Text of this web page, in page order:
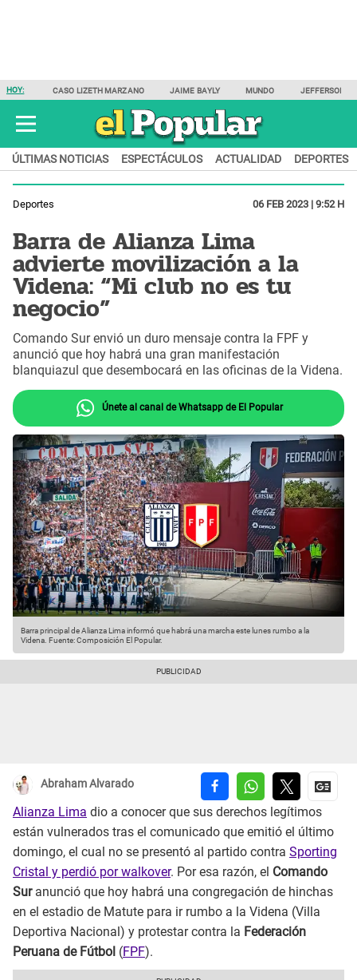
HOY: CASO LIZETH MARZANO JAIME BAYLY MUNDO JEFFERSON
ÚLTIMAS NOTICIAS ESPECTÁCULOS ACTUALIDAD DEPORTES
Deportes 06 FEB 2023 | 9:52 H
Barra de Alianza Lima
advierte movilización a la
Videna: “Mi club no es tu
negocio”
Comando Sur envió un duro mensaje contra la FPF y
anunció que hoy habrá una gran manifestación
blanquiazul que desembocará en las oficinas de la Videna.
Únete al canal de Whatsapp de El Popular
Barra principal de Alianza Lima informó que habrá una marcha este lunes rumbo a la
Videna. Fuente: Composición El Popular.
Abraham Alvarado
Alianza Lima dio a conocer que sus derechos legítimos
están vulnerados tras el comunicado que emitió el último
domingo, el cual no se presentó al partido contra Sporting
Cristal y perdió por walkover. Por esa razón, el Comando
Suranunció que hoy habrá una congregación de hinchas
en el estadio de Matute para ir rumbo a la Videna (Villa
Deportiva Nacional) y protestar contra la Federación
Peruana de Fútbol (FPF).